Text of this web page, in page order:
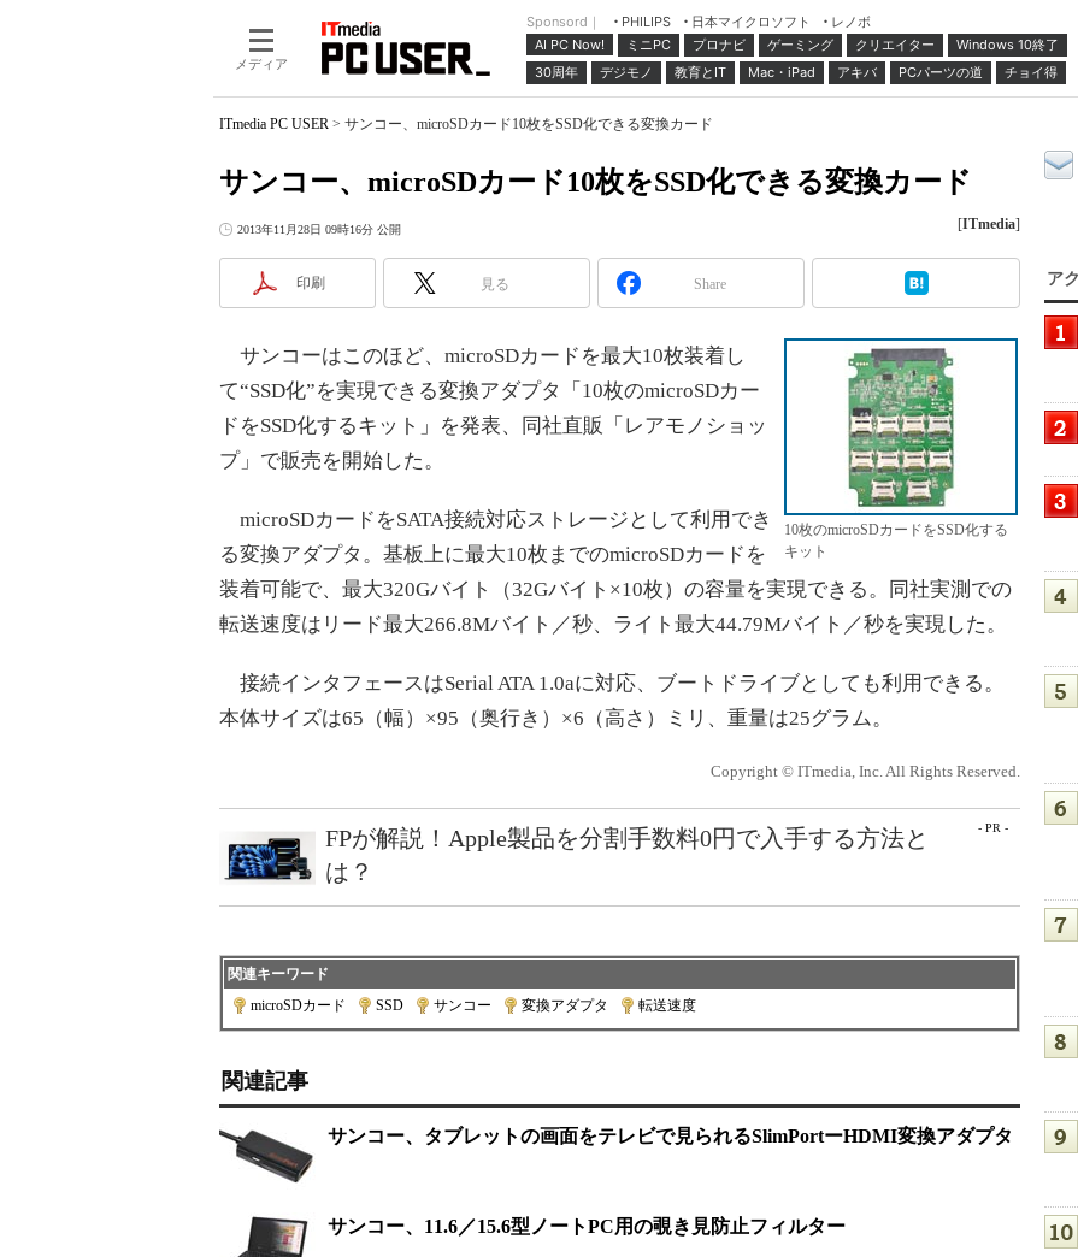
メディア
Sponsord｜ PHILIPS 日本マイクロソフト
レノボ
AI PC Now!
ミニPC プロナビ ゲーミング クリエイター
Windows 10終了
30周年
デジモノ 教育とIT Mac・iPad アキバ PCパーツの道 チョイ得
ITmedia PC USER > サンコー、microSDカード10枚をSSD化できる変換カード
サンコー、microSDカード10枚をSSD化できる変換カード
2013年11月28日 09時16分 公開 [ITmedia]
印刷 見る Share
10枚のmicroSDカードをSSD化する
キット
サンコーはこのほど、microSDカードを最大10枚装着し
て“SSD化”を実現できる変換アダプタ「10枚のmicroSDカー
ドをSSD化するキット」を発表、同社直販「レアモノショッ
プ」で販売を開始した。
microSDカードをSATA接続対応ストレージとして利用でき
る変換アダプタ。基板上に最大10枚までのmicroSDカードを
装着可能で、最大320Gバイト（32Gバイト×10枚）の容量を実現できる。同社実測での
転送速度はリード最大266.8Mバイト／秒、ライト最大44.79Mバイト／秒を実現した。
接続インタフェースはSerial ATA 1.0aに対応、ブートドライブとしても利用できる。
本体サイズは65（幅）×95（奥行き）×6（高さ）ミリ、重量は25グラム。
Copyright © ITmedia, Inc. All Rights Reserved.
- PR -
FPが解説！Apple製品を分割手数料0円で入手する方法と
は？
関連キーワード
microSDカード
SSD サンコー 変換アダプタ 転送速度
関連記事
サンコー、タブレットの画面をテレビで見られるSlimPortーHDMI変換アダプタ
サンコー、11.6／15.6型ノートPC用の覗き見防止フィルター
ア